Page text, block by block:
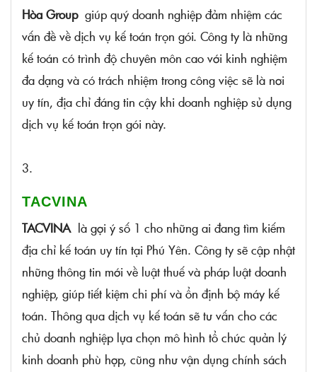
Hòa Groupgiúp quý doanh nghiệp đảm nhiệm các
vấn đề về dịch vụ kế toán trọn gói. Công ty là những
kế toán có trình độ chuyên môn cao với kinh nghiệm
đa dạng và có trách nhiệm trong công việc sẽ là nơi
uy tín, địa chỉ đáng tin cậy khi doanh nghiệp sử dụng
dịch vụ kế toán trọn gói này.
3.
TACVINA
TACVINAlà gợi ý số 1 cho những ai đang tìm kiếm
địa chỉ kế toán uy tín tại Phú Yên. Công ty sẽ cập nhật
những thông tin mới về luật thuế và pháp luật doanh
nghiệp, giúp tiết kiệm chi phí và ổn định bộ máy kế
toán. Thông qua dịch vụ kế toán sẽ tư vấn cho các
chủ doanh nghiệp lựa chọn mô hình tổ chức quản lý
kinh doanh phù hợp, cũng như vận dụng chính sách